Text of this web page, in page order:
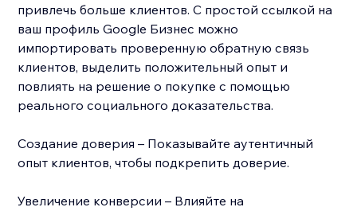
привлечь больше клиентов. С простой ссылкой на
ваш профиль Google Бизнес можно
импортировать проверенную обратную связь
клиентов, выделить положительный опыт и
повлиять на решение о покупке с помощью
реального социального доказательства.
Создание доверия – Показывайте аутентичный
опыт клиентов, чтобы подкрепить доверие.
Увеличение конверсии – Влияйте на